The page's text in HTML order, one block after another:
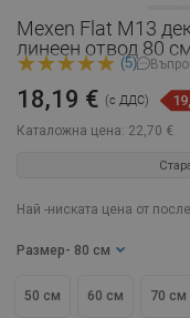
Mexen Flat M13
линеен отвод 80
(5)
Каталожна цена: 22,70 €
18,19 € (с ДДС)
Най -ниската цена от
Размер - 80 см
50 см 60 см 70 см